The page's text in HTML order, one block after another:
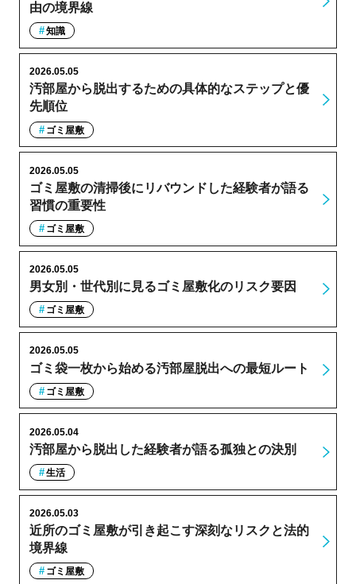
由の境界線
知識
汚部屋から脱出するための具体的なステップと優
先順位
2026.05.05
ゴミ屋敷
ゴミ屋敷の清掃後にリバウンドした経験者が語る
習慣の重要性
2026.05.05
ゴミ屋敷
男女別・世代別に見るゴミ屋敷化のリスク要因
2026.05.05
ゴミ屋敷
ゴミ袋一枚から始める汚部屋脱出への最短ルート
2026.05.05
ゴミ屋敷
汚部屋から脱出した経験者が語る孤独との決別
2026.05.04
生活
近所のゴミ屋敷が引き起こす深刻なリスクと法的
境界線
2026.05.03
ゴミ屋敷